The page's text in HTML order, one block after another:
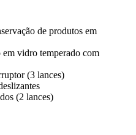
de produtos em
vidro temperado com
(3 lances)
(2 lances)